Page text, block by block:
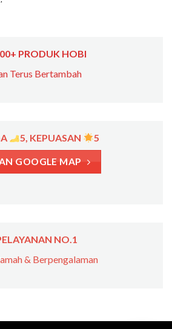
PRODUK HOBI
Terus Bertambah
5, KEPUASAN 5
GOOGLE MAP
NO.1
& Berpengalaman